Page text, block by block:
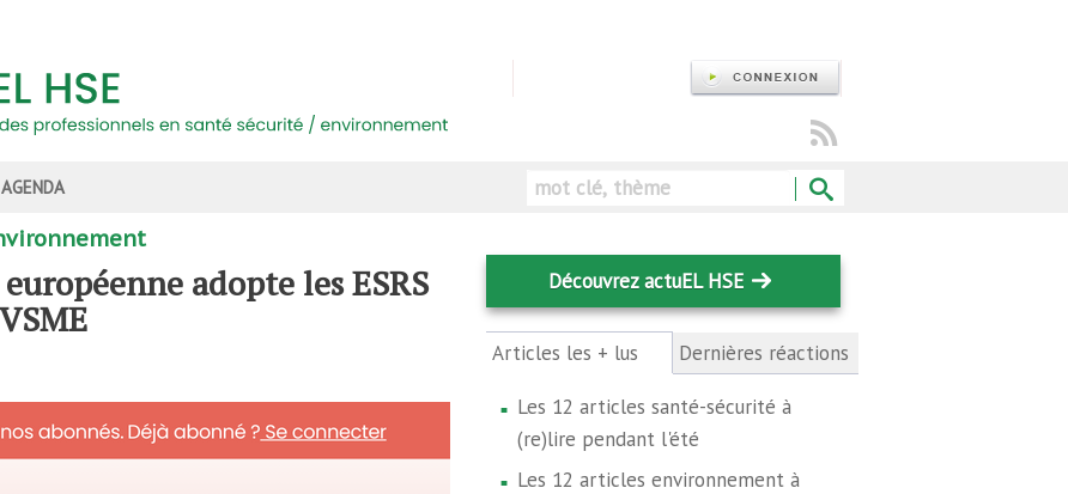
AGENDA Rechercher
adopte les ESRS
Découvrez actuEL HSE
Articles les + lus (onglet
actif)
Dernières réactions
Les 12 articles santé-sécurité à
(re)lire pendant l'été
Les 12 articles environnement à